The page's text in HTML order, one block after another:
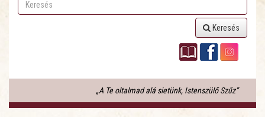
Keresés
„A Te oltalmad alá sietünk, Istenszülő Szűz”